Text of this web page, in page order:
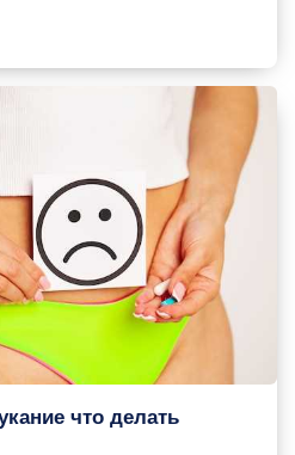
что делать